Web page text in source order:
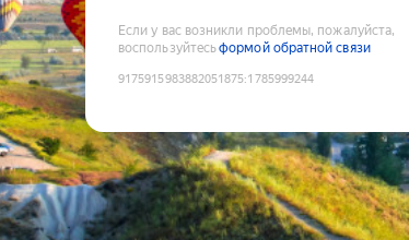
Если у вас возникли проблемы, пожалуйста,
воспользуйтесьформой обратной связи
9175915983882051875:1785999244